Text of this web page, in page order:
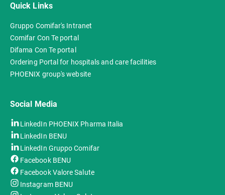
Quick Links
Gruppo Comifar's Intranet
Comifar Con Te portal
Difama Con Te portal
Ordering Portal for hospitals and care facilities
PHOENIX group's website
Social Media
LinkedIn PHOENIX Pharma Italia
LinkedIn BENU
LinkedIn Gruppo Comifar
Facebook BENU
Facebook Valore Salute
Instagram BENU